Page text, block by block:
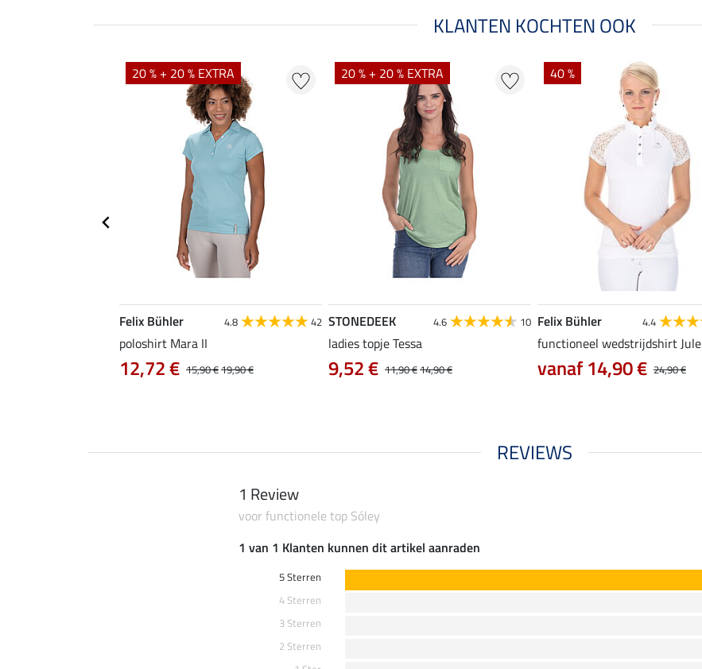
KLANTEN KOCHTEN OOK
20 % + 20 % EXTRA
Felix Bühler 4.8 42
poloshirt Mara II
15,90 €19,90 €
12,72 €
20 % + 20 % EXTRA
STONEDEEK 4.6 10
ladies topje Tessa
11,90 €14,90 €
9,52 €
40 %
Felix Bühler 4.4
functioneel wedstrijdshirt Jule
24,90 €
vanaf 14,90 €
REVIEWS
1 Review
voor functionele top Sóley
1 van 1 Klanten kunnen dit artikel aanraden
5 Sterren
4 Sterren
3 Sterren
2 Sterren